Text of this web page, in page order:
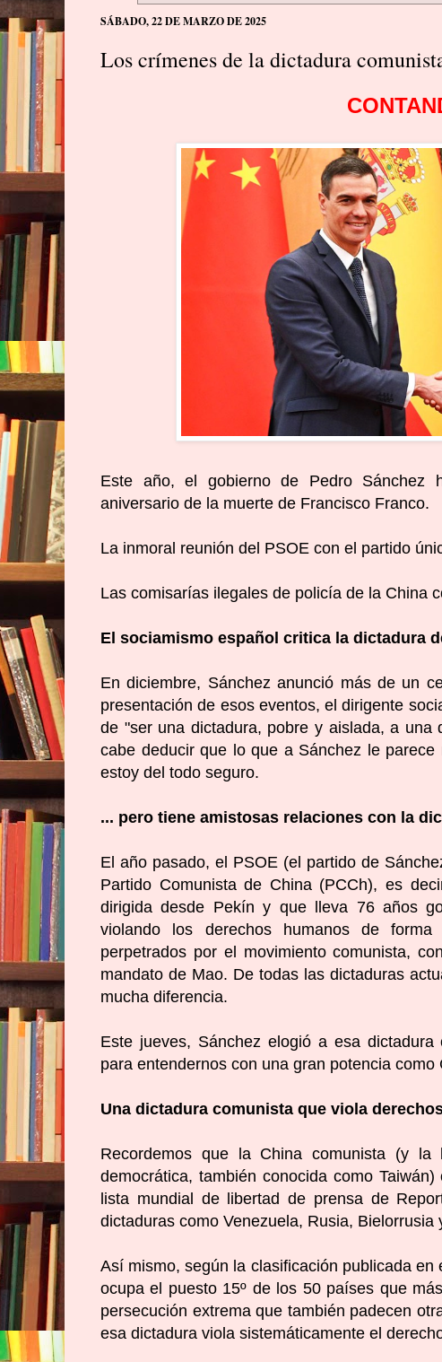
SÁBADO, 22 DE MARZO DE 2025
Los crímenes de la dictadura
Este año, el gobierno de Pedro Sánchez
aniversario de la muerte de Francisco Franco.
La inmoral reunión del PSOE con el partido
Las comisarías ilegales de policía de la China
El sociamismo español critica la dictadura
En diciembre, Sánchez anunció más de un
presentación de esos eventos, el dirigente
de "ser una dictadura, pobre y aislada, a una
cabe deducir que lo que a Sánchez le
estoy del todo seguro.
... pero tiene amistosas relaciones con la
El año pasado, el PSOE (el partido de
Partido Comunista de China (PCCh), es
dirigida desde Pekín y que lleva 76 años
violando los derechos humanos de
perpetrados por el movimiento comunista,
mandato de Mao. De todas las dictaduras
mucha diferencia.
Este jueves, Sánchez elogió a esa dictadura
para entendernos con una gran potencia
Una dictadura comunista que viola
Recordemos que la China comunista (y
democrática, también conocida como Taiwán)
lista mundial de libertad de prensade
dictaduras como Venezuela, Rusia, Bielorrusia
Así mismo, según la clasificación publicada en
ocupa el puesto 15º de los 50 países que
persecución extrema que también padecen
esa dictadura viola sistemáticamente el